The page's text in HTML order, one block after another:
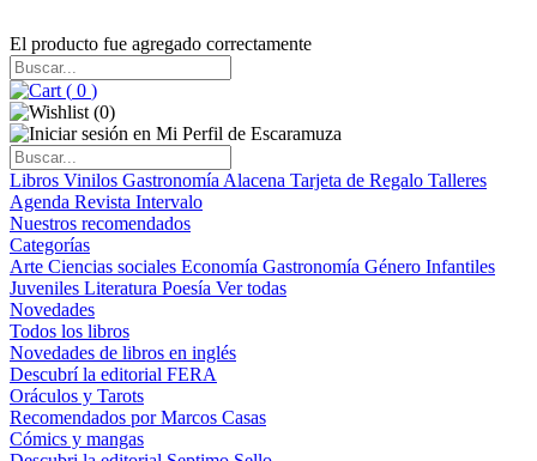
El producto fue agregado correctamente
( 0 )
(0)
Libros Vinilos Gastronomía Alacena Tarjeta de Regalo Talleres
Agenda Revista Intervalo
Nuestros recomendados
Categorías
Arte Ciencias sociales Economía Gastronomía Género Infantiles
Juveniles Literatura Poesía Ver todas
Novedades
Todos los libros
Novedades de libros en inglés
Descubrí la editorial FERA
Oráculos y Tarots
Recomendados por Marcos Casas
Cómics y mangas